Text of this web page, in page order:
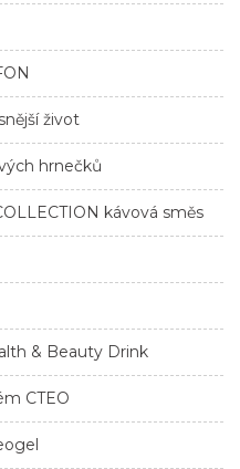
život
hrnečků
kávová směs
& Beauty Drink
CTEO